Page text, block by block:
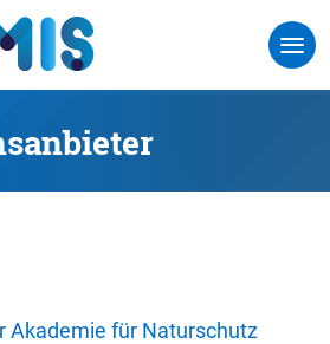
Akademie für Naturschutz